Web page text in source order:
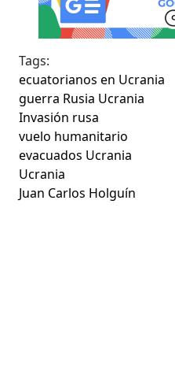
Tags:
ecuatorianos en Ucrania
guerra Rusia Ucrania
Invasión rusa
vuelo humanitario
evacuados Ucrania
Ucrania
Juan Carlos Holguín